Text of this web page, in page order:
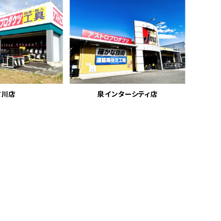
店 泉インターシティ店